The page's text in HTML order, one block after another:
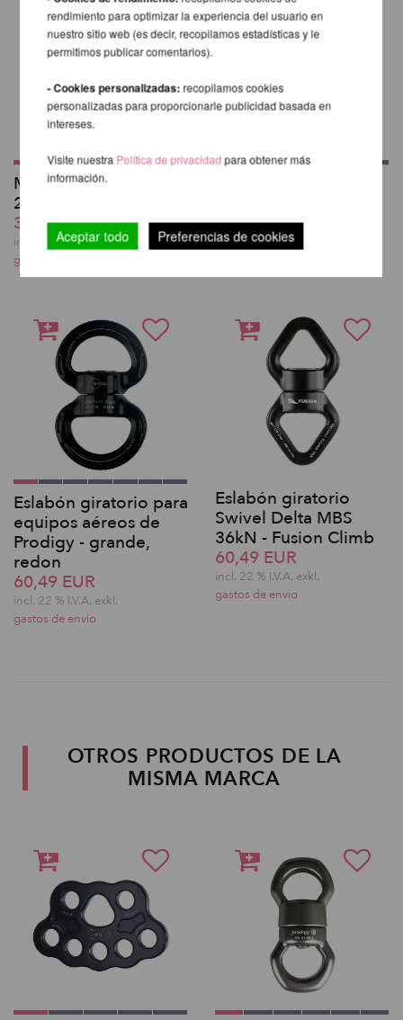
Mosquetón (MBS
25kN) - Set de 2
35,88 EUR
incl. 22 % I.V.A. exkl.
gastos de envio
25,63 EUR
incl. 22 % I.V.A. exkl.
Eslabón giratorio para
equipos aéreos de
Prodigy - grande,
redon
60,49 EUR
incl. 22 % I.V.A. exkl.
gastos de envio
Eslabón giratorio
Swivel Delta MBS
36kN - Fusion Climb
60,49 EUR
incl. 22 % I.V.A. exkl.
gastos de envio
OTROS PRODUCTOS DE LA
MISMA MARCA
rendimiento para optimizar la experiencia del usuario en
nuestro sitio web (es decir, recopilamos estadísticas y le
permitimos publicar comentarios).
- Cookies personalizadas: recopilamos cookies
personalizadas para proporcionarle publicidad basada en
intereses.
Visite nuestra Política de privacidadpara obtener más
información.
Aceptar todo Preferencias de cookies